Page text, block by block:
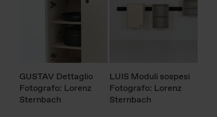
GUSTAV Dettaglio
Fotografo: Lorenz
Sternbach
LUIS Moduli sospesi
Fotografo: Lorenz
Sternbach